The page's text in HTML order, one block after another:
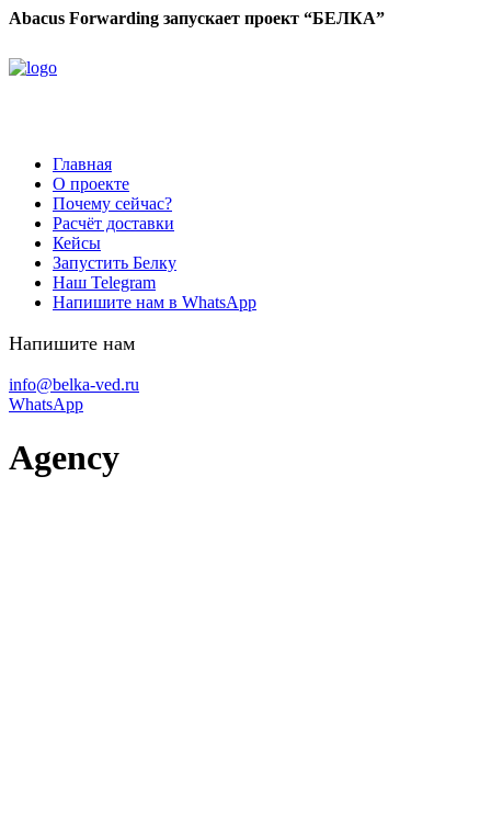
Abacus Forwarding запускает проект “БЕЛКА”
Главная
О проекте
Почему сейчас?
Расчёт доставки
Кейсы
Запустить Белку
Наш Telegram
Напишите нам в WhatsApp
Напишите нам
info@belka-ved.ru
WhatsApp
Agency